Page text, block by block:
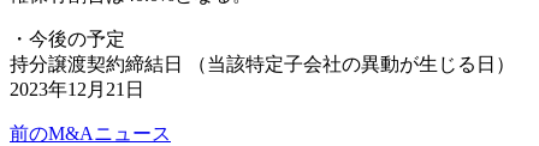
・今後の予定
持分譲渡契約締結日 （当該特定子会社の異動が生じる日）
2023年12月21日
前のM&Aニュース